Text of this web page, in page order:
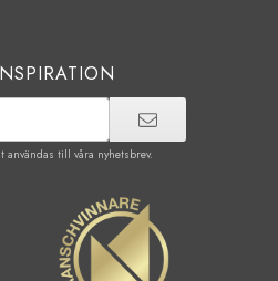
till våra nyhetsbrev.